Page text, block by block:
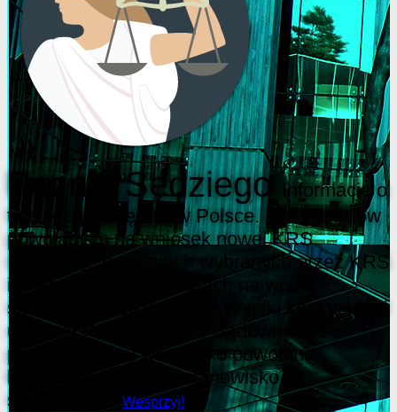
Poznaj Sędziego
Informacje o
tym, kto jest sędzią w Polsce. Lista sędziów
powołanych na wniosek nowej KRS.
Informacje o sędziach wybranych przez KRS
i pozostałych kandydatach na wolne
stanowiska sędziowskie. Wyniki konkursów i
uchwały Krajowej Rady Sądownictwa o
przedstawieniu wniosku o powołanie
kandydata na wolne stanowisko
sędziowskie.
Wesprzyj!